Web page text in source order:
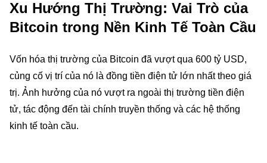
Xu Hướng Thị Trường: Vai Trò của
Bitcoin trong Nền Kinh Tế Toàn Cầu
Vốn hóa thị trường của Bitcoin đã vượt qua 600 tỷ USD,
củng cố vị trí của nó là đồng tiền điện tử lớn nhất theo giá
trị. Ảnh hưởng của nó vượt ra ngoài thị trường tiền điện
tử, tác động đến tài chính truyền thống và các hệ thống
kinh tế toàn cầu.